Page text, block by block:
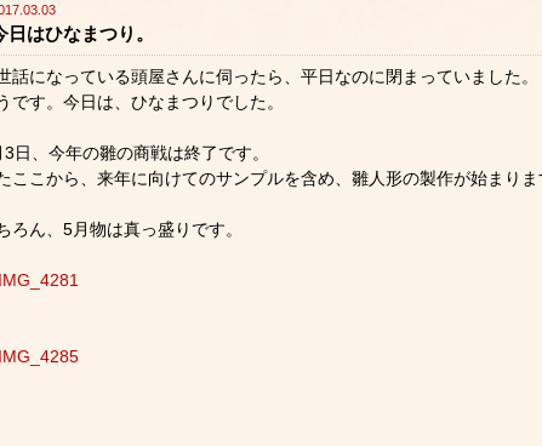
日はひなまつり。
話になっている頭屋さんに伺ったら、平日なのに閉まっていました。
です。今日は、ひなまつりでした。
3日、今年の雛の商戦は終了です。
ここから、来年に向けてのサンプルを含め、雛人形の製作が始まり
ろん、5月物は真っ盛りです。